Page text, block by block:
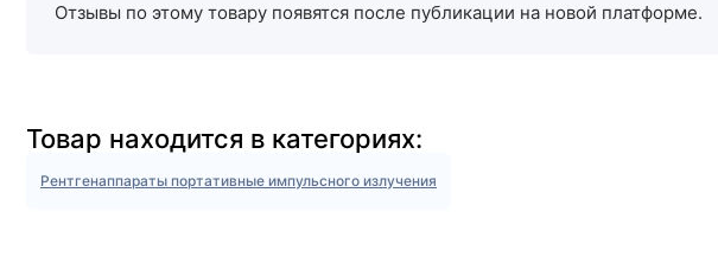
Отзывы по этому товару появятся после публикации на новой платформе.
Товар находится в категориях:
Рентгенаппараты портативные импульсного излучения